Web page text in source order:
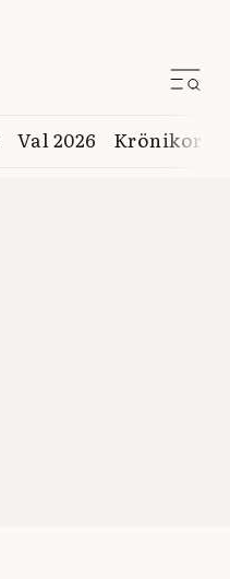
Val 2026 Krönikor